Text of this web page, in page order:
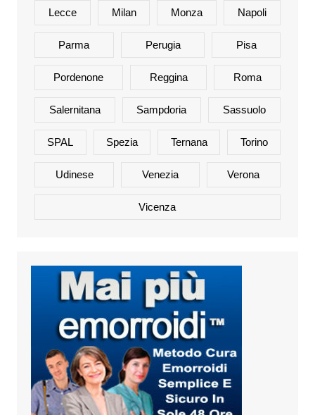
Lecce Milan Monza Napoli
Parma Perugia Pisa
Pordenone Reggina Roma
Salernitana Sampdoria Sassuolo
SPAL Spezia Ternana Torino
Udinese Venezia Verona
Vicenza